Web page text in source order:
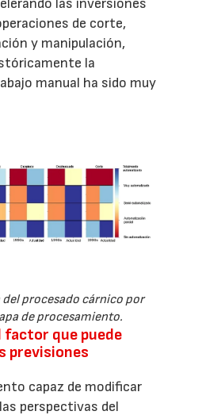
las inversiones
de corte,
y manipulación,
la
manual ha sido muy
procesado cárnico por
de procesamiento.
factor que puede
previsiones
capaz de modificar
perspectivas del